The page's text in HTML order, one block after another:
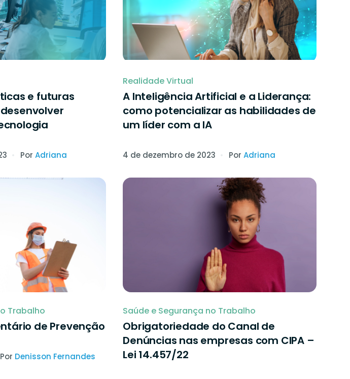
e futuras
Por Adriana
Realidade Virtual
A Inteligência Artificial e a Liderança:
como potencializar as habilidades de
um líder com a IA
4 de dezembro de 2023 PorAdriana
Trabalho
de Prevenção
Por Denisson Fernandes
Saúde e Segurança no Trabalho
Obrigatoriedade do Canal de
Denúncias nas empresas com CIPA –
Lei 14.457/22